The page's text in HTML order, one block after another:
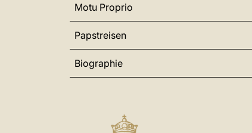
Motu Proprio
Papstreisen
Biographie